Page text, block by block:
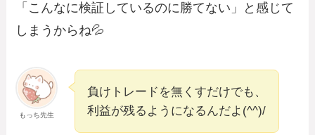
「こんなに検証しているのに勝てない」と感じて
しまうからね💦
もっち先生
負けトレードを無くすだけでも、
利益が残るようになるんだよ(^^)/